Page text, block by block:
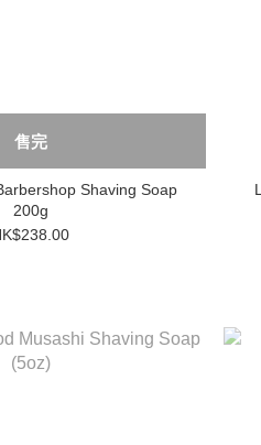
售完
Shaving Soap
200g